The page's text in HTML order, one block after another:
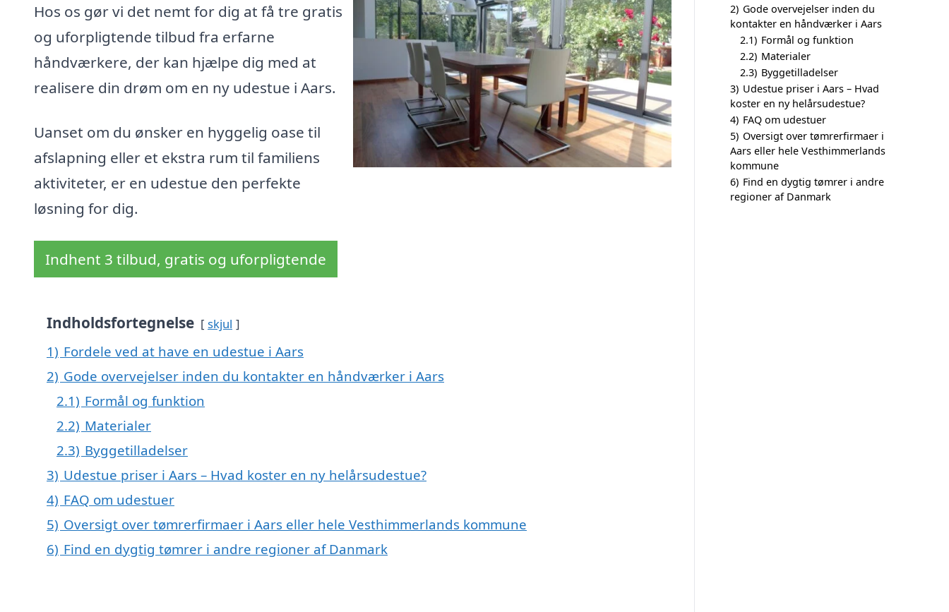
Hos os gør vi det nemt for dig at få tre gratis
og uforpligtende tilbud fra erfarne
håndværkere, der kan hjælpe dig med at
realisere din drøm om en ny udestue i Aars.
Uanset om du ønsker en hyggelig oase til
afslapning eller et ekstra rum til familiens
aktiviteter, er en udestue den perfekte
løsning for dig.
Indhent 3 tilbud, gratis og uforpligtende
Indholdsfortegnelse skjul
1) Fordele ved at have en udestue i Aars
2) Gode overvejelser inden du kontakter en håndværker i Aars
2.1) Formål og funktion
2.2) Materialer
2.3) Byggetilladelser
3) Udestue priser i Aars – Hvad koster en ny helårsudestue?
4) FAQ om udestuer
5) Oversigt over tømrerfirmaer i Aars eller hele Vesthimmerlands kommune
6) Find en dygtig tømrer i andre regioner af Danmark
2) Gode overvejelser inden du
kontakter en håndværker i Aars
2.1) Formål og funktion
2.2) Materialer
2.3) Byggetilladelser
3) Udestue priser i Aars – Hvad
koster en ny helårsudestue?
4) FAQ om udestuer
5) Oversigt over tømrerfirmaer i
Aars eller hele Vesthimmerlands
kommune
6) Find en dygtig tømrer i andre
regioner af Danmark